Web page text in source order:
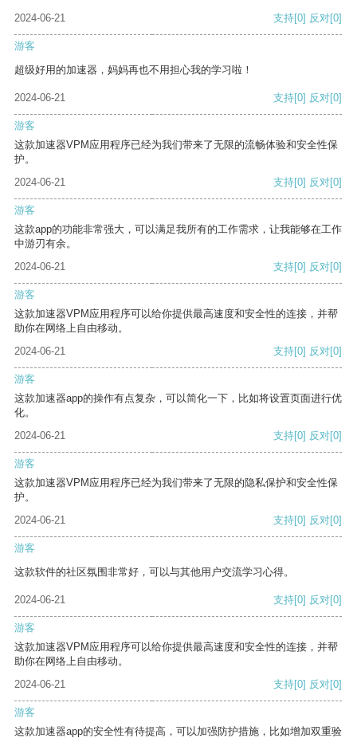
2024-06-21 支持[0] 反对[0]
游客
超级好用的加速器，妈妈再也不用担心我的学习啦！
2024-06-21 支持[0] 反对[0]
游客
这款加速器VPM应用程序已经为我们带来了无限的流畅体验和安全性保
护。
2024-06-21
支持[0] 反对[0]
游客
这款app的功能非常强大，可以满足我所有的工作需求，让我能够在工作
中游刃有余。
2024-06-21
支持[0] 反对[0]
游客
这款加速器VPM应用程序可以给你提供最高速度和安全性的连接，并帮
助你在网络上自由移动。
2024-06-21
支持[0] 反对[0]
游客
这款加速器app的操作有点复杂，可以简化一下，比如将设置页面进行优
化。
2024-06-21
支持[0] 反对[0]
游客
这款加速器VPM应用程序已经为我们带来了无限的隐私保护和安全性保
护。
2024-06-21
支持[0] 反对[0]
游客
这款软件的社区氛围非常好，可以与其他用户交流学习心得。
2024-06-21 支持[0] 反对[0]
游客
这款加速器VPM应用程序可以给你提供最高速度和安全性的连接，并帮
助你在网络上自由移动。
2024-06-21
支持[0] 反对[0]
游客
这款加速器app的安全性有待提高，可以加强防护措施，比如增加双重验